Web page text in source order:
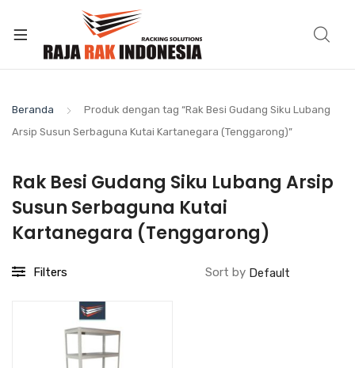
Beranda
Produk dengan tag “Rak Besi Gudang Siku Lubang
Arsip Susun Serbaguna Kutai Kartanegara (Tenggarong)”
Rak Besi Gudang Siku Lubang Arsip
Susun Serbaguna Kutai
Kartanegara (Tenggarong)
Filters Sort by